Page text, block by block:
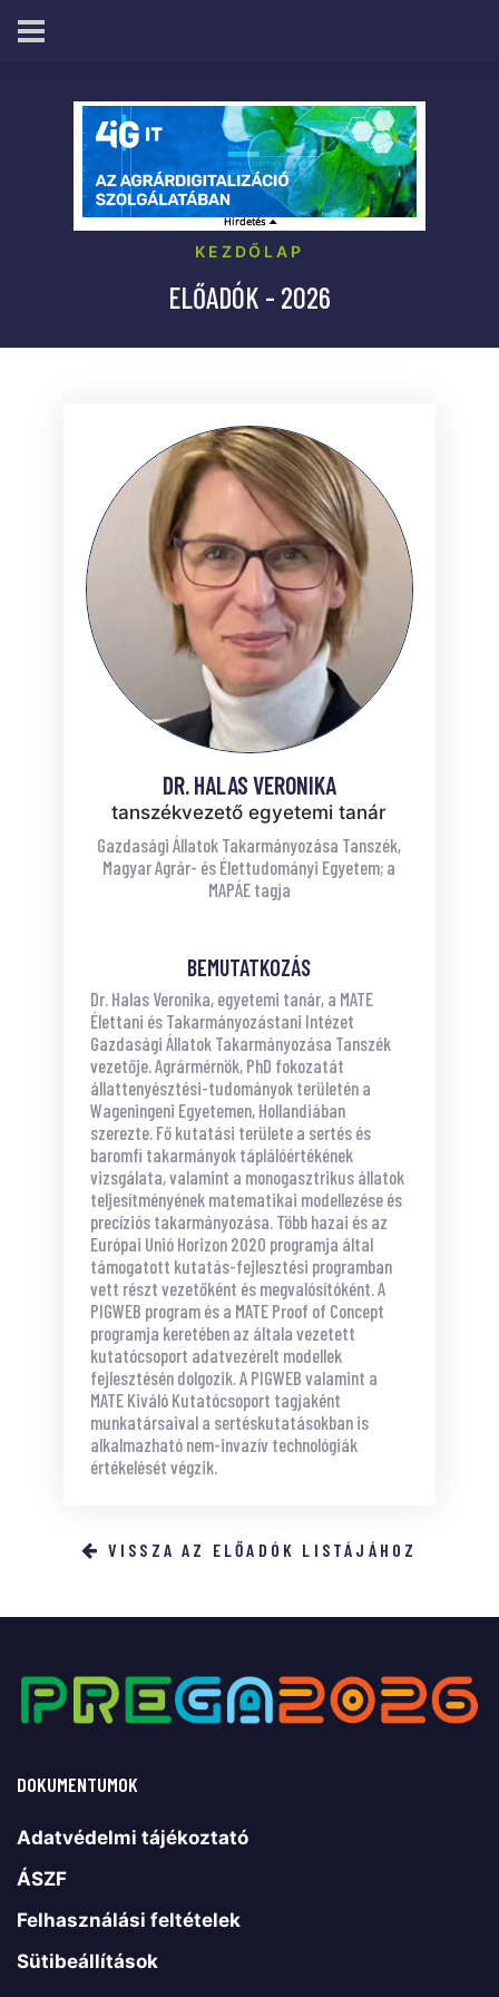
KEZDŐLAP
ELŐADÓK - 2026
DR. HALAS VERONIKA
tanszékvezető egyetemi tanár
Gazdasági Állatok Takarmányozása Tanszék,
Magyar Agrár- és Élettudományi Egyetem; a
MAPÁE tagja
BEMUTATKOZÁS
Dr. Halas Veronika, egyetemi tanár, a MATE
Élettani és Takarmányozástani Intézet
Gazdasági Állatok Takarmányozása Tanszék
vezetője. Agrármérnök, PhD fokozatát
állattenyésztési-tudományok területén a
Wageningeni Egyetemen, Hollandiában
szerezte. Fő kutatási területe a sertés és
baromfi takarmányok táplálóértékének
vizsgálata, valamint a monogasztrikus állatok
teljesítményének matematikai modellezése és
precíziós takarmányozása. Több hazai és az
Európai Unió Horizon 2020 programja által
támogatott kutatás-fejlesztési programban
vett részt vezetőként és megvalósítóként. A
PIGWEB program és a MATE Proof of Concept
programja keretében az általa vezetett
kutatócsoport adatvezérelt modellek
fejlesztésén dolgozik. A PIGWEB valamint a
MATE Kiváló Kutatócsoport tagjaként
munkatársaival a sertéskutatásokban is
alkalmazható nem-invazív technológiák
értékelését végzik.
VISSZA AZ ELŐADÓK LISTÁJÁHOZ
DOKUMENTUMOK
Adatvédelmi tájékoztató
ÁSZF
Felhasználási feltételek
Sütibeállítások